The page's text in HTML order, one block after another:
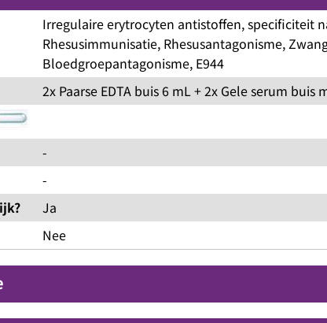
Irregulaire erytrocyten antistoffen, specificiteit
Rhesusimmunisatie, Rhesusantagonisme,
Bloedgroepantagonisme, E944
2x Paarse EDTA buis 6 mL + 2x Gele serum buis
-
-
Ja
Nee